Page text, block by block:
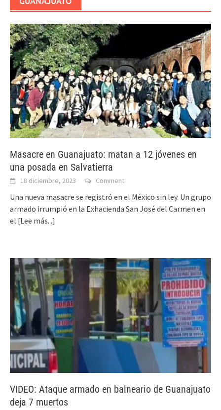
Masacre en Guanajuato: matan a 12 jóvenes en
una posada en Salvatierra
18 diciembre, 2023 Comment
Una nueva masacre se registró en el México sin ley. Un grupo
armado irrumpió en la Exhacienda San José del Carmen en
el [Lee más...]
VIDEO: Ataque armado en balneario de Guanajuato
deja 7 muertos